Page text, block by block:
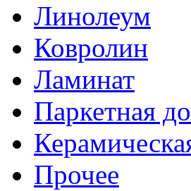
Линолеум
Ковролин
Ламинат
Паркетная
Прочее